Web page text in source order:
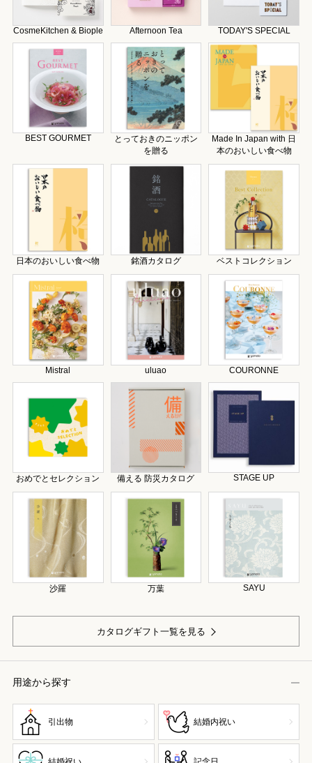
CosmeKitchen & Biople Afternoon Tea TODAY'S SPECIAL
BEST GOURMET
とっておきのニッポン
を贈る
Made In Japan with 日
本のおいしい食べ物
日本のおいしい食べ物 銘酒カタログ ベストコレクション
Mistral uluao COURONNE
おめでとセレクション 備える 防災カタログ STAGE UP
沙羅 万葉 SAYU
カタログギフト一覧を見る
用途から探す
引出物 結婚内祝い